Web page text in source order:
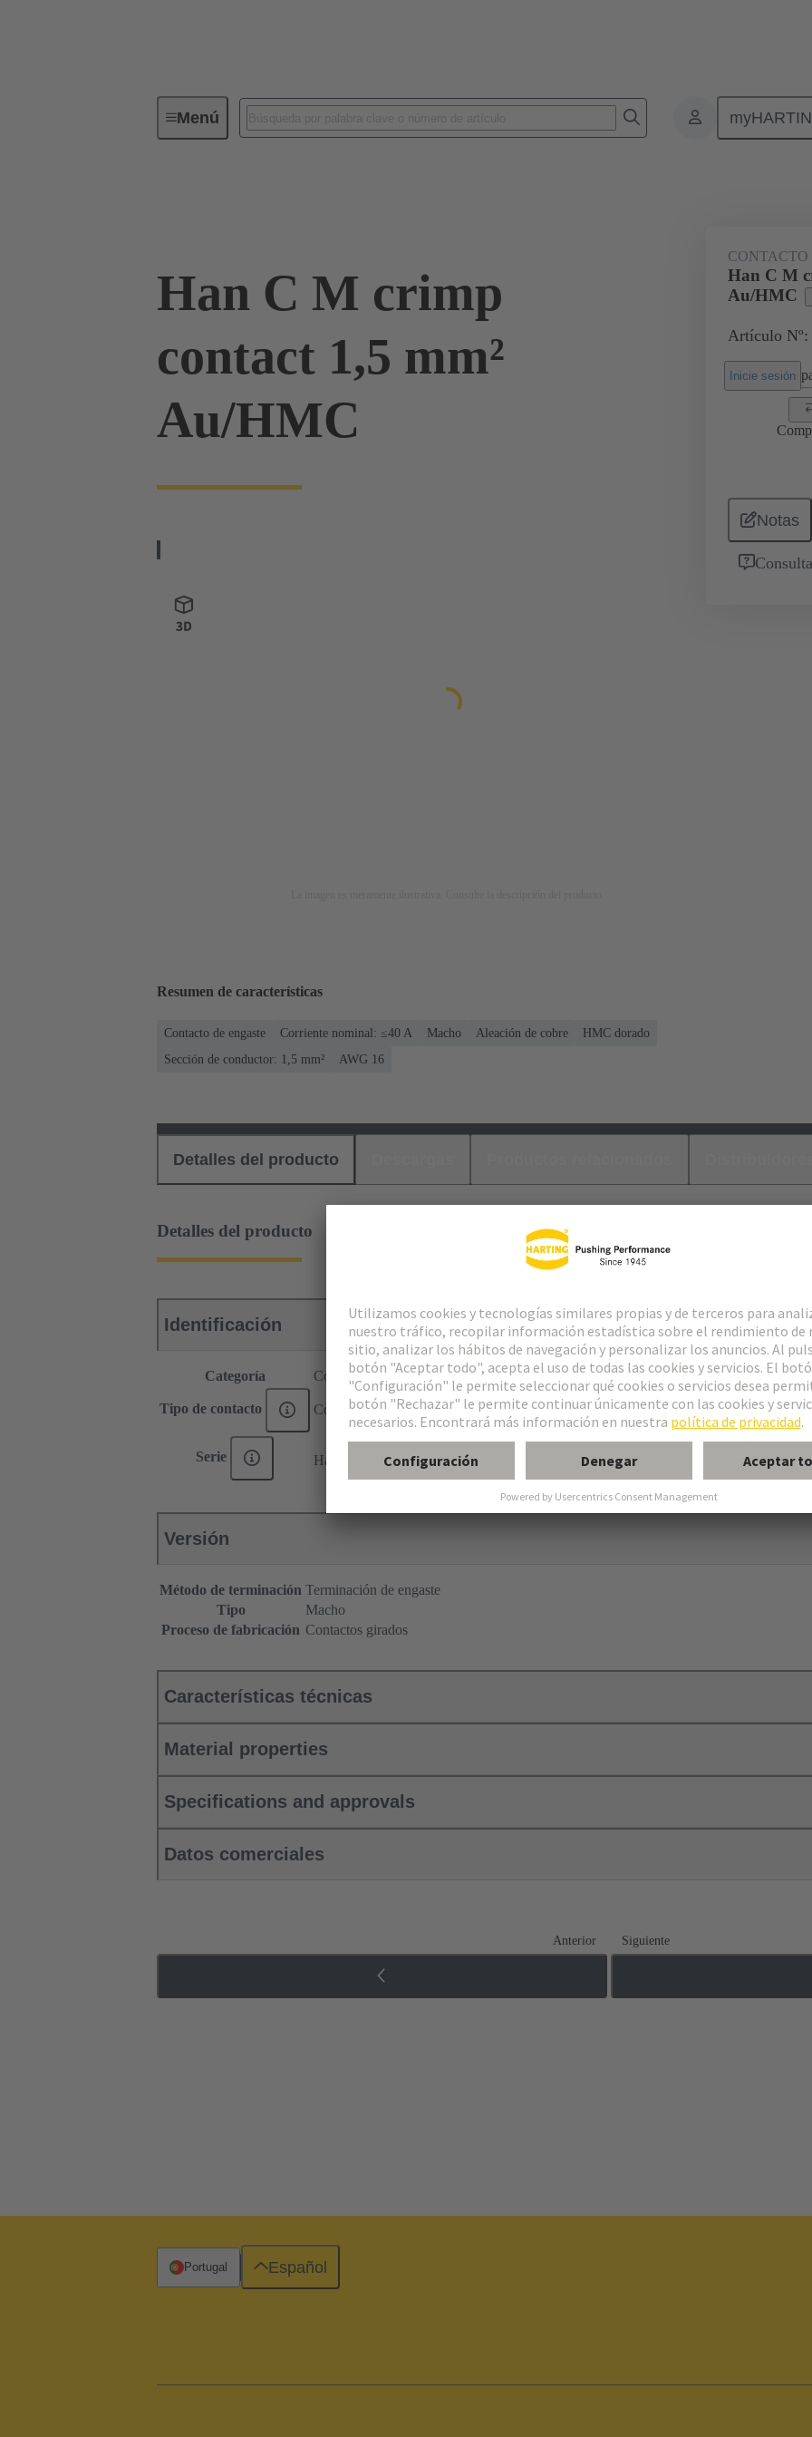
MenúConectores industriales / Han® Han® HMC para
Han C M crimp
contact 1,5 mm²
Au/HMC
Han C M
Au/HMC
Artículo Nº:
Inicie sesión
Notas
Resumen de características
Contacto de engaste Corriente nominal: ≤40 A Macho Aleación de cobre
HMC dorado
Sección de conductor: 1,5 mm²
AWG 16
Detalles del producto
Detalles del producto
Identificación
Categoría Contactos
Tipo de contacto Contacto de engaste
Serie Han C HMC
Versión
Método de terminación Terminación de engaste
Tipo
Macho
Proceso de fabricación Contactos girados
Características técnicas
Material properties
Specifications and approvals
Datos comerciales
Anterior Siguiente
Portugal Español